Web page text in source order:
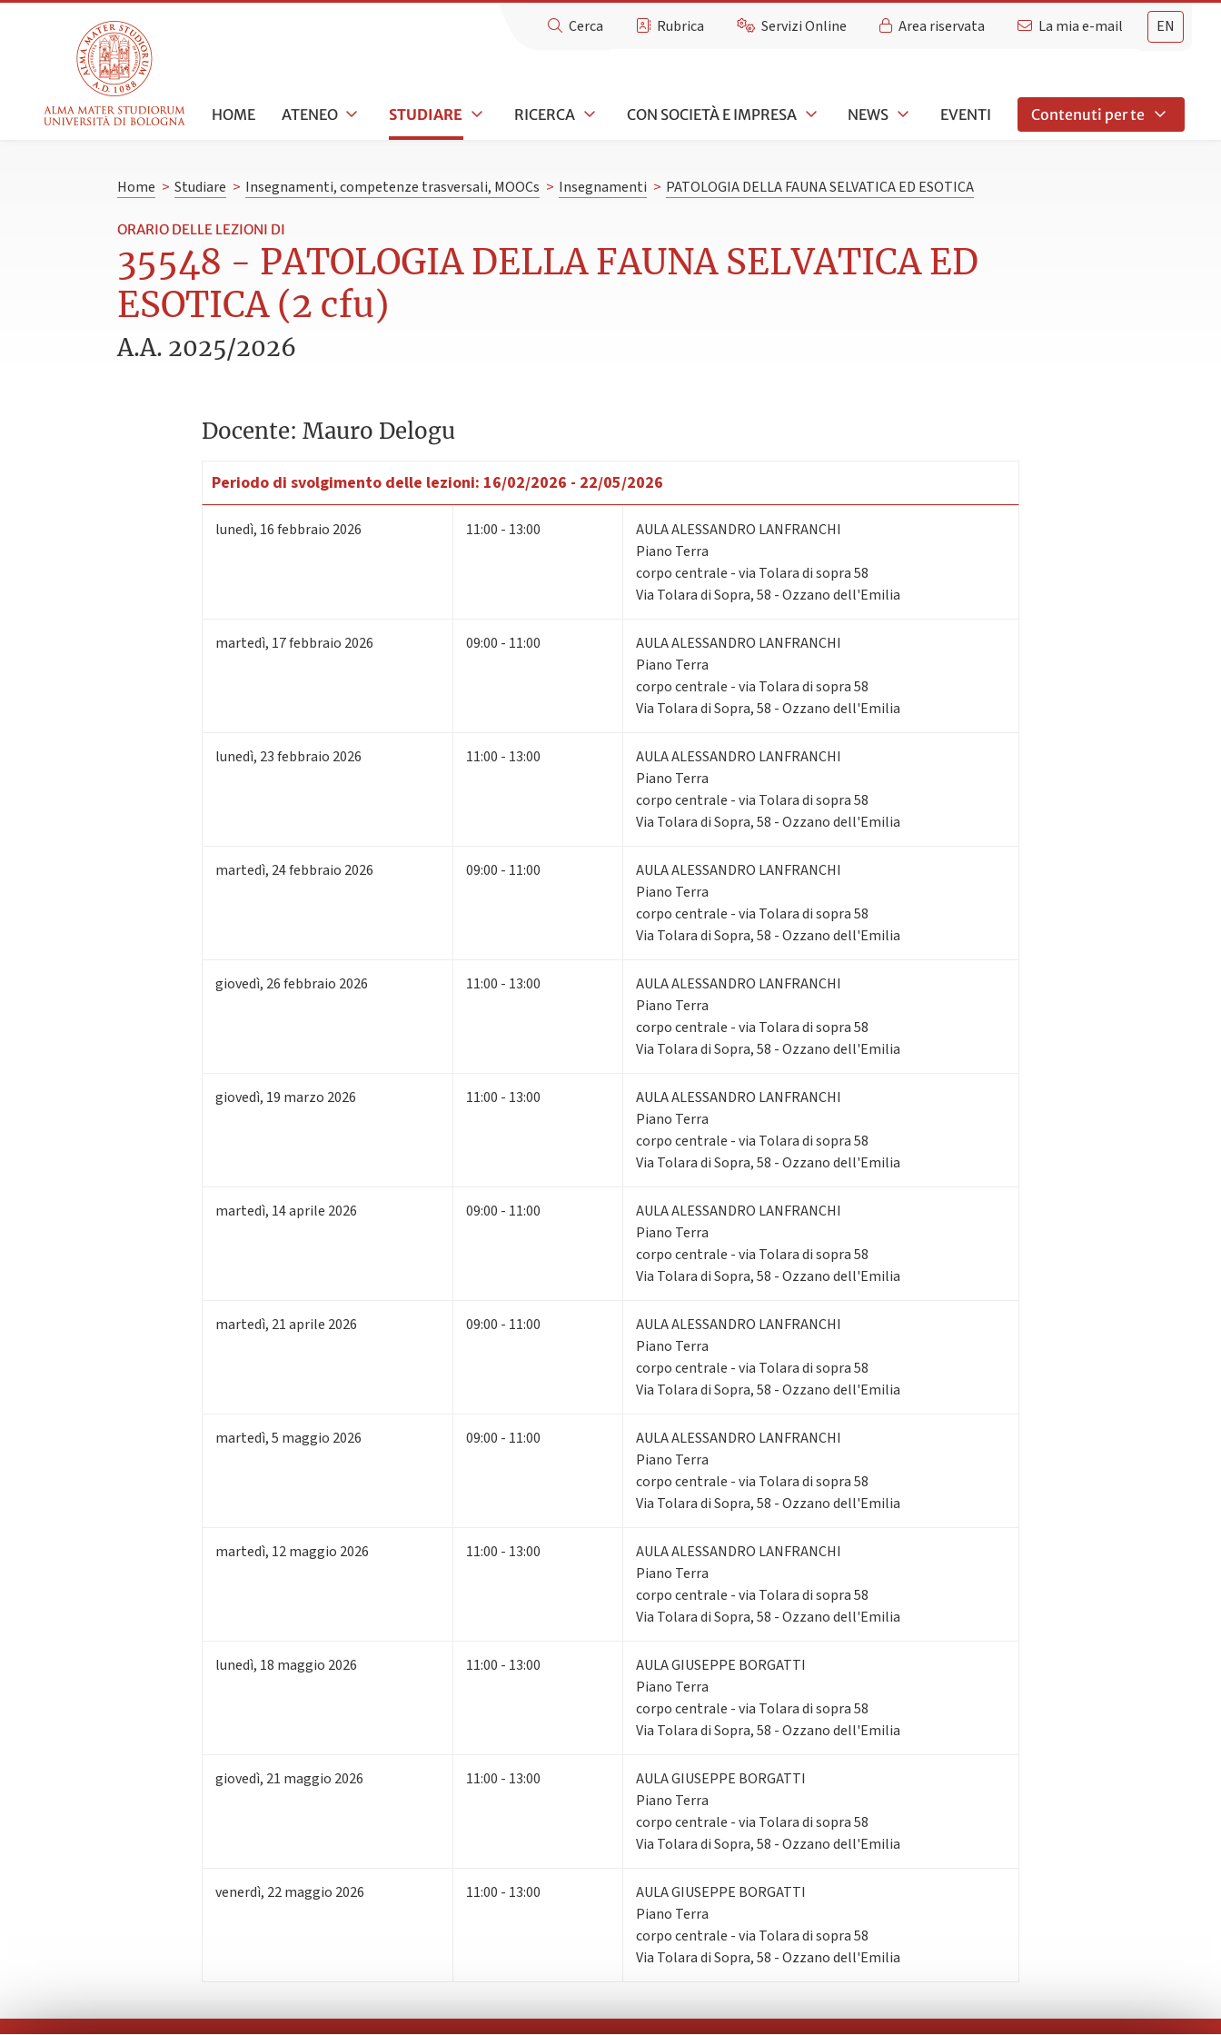
EN
Cerca Rubrica Servizi Online Area riservata La mia e-mail
HOME ATENEO STUDIARE RICERCA CON SOCIETÀ E IMPRESA NEWS EVENTI Contenuti per te
Home > Studiare > Insegnamenti, competenze trasversali, MOOCs > Insegnamenti > PATOLOGIA DELLA FAUNA SELVATICA ED ESOTICA
ORARIO DELLE LEZIONI DI
35548 - PATOLOGIA DELLA FAUNA SELVATICA ED
ESOTICA (2 cfu)
A.A. 2025/2026
Docente: Mauro Delogu
Periodo di svolgimento delle lezioni: 16/02/2026 - 22/05/2026
lunedì, 16febbraio 2026 11:00 - 13:00
AULA ALESSANDRO LANFRANCHI
Piano Terra
corpo centrale - via Tolara di sopra 58
Via Tolara di Sopra, 58 - Ozzano dell'Emilia
martedì, 17febbraio 2026 09:00 - 11:00
AULA ALESSANDRO LANFRANCHI
Piano Terra
corpo centrale - via Tolara di sopra 58
Via Tolara di Sopra, 58 - Ozzano dell'Emilia
lunedì, 23febbraio 2026 11:00 - 13:00
AULA ALESSANDRO LANFRANCHI
Piano Terra
corpo centrale - via Tolara di sopra 58
Via Tolara di Sopra, 58 - Ozzano dell'Emilia
martedì, 24febbraio 2026 09:00 - 11:00
AULA ALESSANDRO LANFRANCHI
Piano Terra
corpo centrale - via Tolara di sopra 58
Via Tolara di Sopra, 58 - Ozzano dell'Emilia
giovedì, 26febbraio 2026 11:00 - 13:00
AULA ALESSANDRO LANFRANCHI
Piano Terra
corpo centrale - via Tolara di sopra 58
Via Tolara di Sopra, 58 - Ozzano dell'Emilia
giovedì, 19 marzo 2026 11:00 - 13:00
AULA ALESSANDRO LANFRANCHI
Piano Terra
corpo centrale - via Tolara di sopra 58
Via Tolara di Sopra, 58 - Ozzano dell'Emilia
martedì, 14aprile 2026 09:00 - 11:00
AULA ALESSANDRO LANFRANCHI
Piano Terra
corpo centrale - via Tolara di sopra 58
Via Tolara di Sopra, 58 - Ozzano dell'Emilia
martedì, 21aprile 2026 09:00 - 11:00
AULA ALESSANDRO LANFRANCHI
Piano Terra
corpo centrale - via Tolara di sopra 58
Via Tolara di Sopra, 58 - Ozzano dell'Emilia
martedì,5 maggio 2026 09:00 - 11:00
AULA ALESSANDRO LANFRANCHI
Piano Terra
corpo centrale - via Tolara di sopra 58
Via Tolara di Sopra, 58 - Ozzano dell'Emilia
martedì, 12maggio 2026 11:00 - 13:00
AULA ALESSANDRO LANFRANCHI
Piano Terra
corpo centrale - via Tolara di sopra 58
Via Tolara di Sopra, 58 - Ozzano dell'Emilia
lunedì, 18 maggio 2026 11:00 - 13:00
AULA GIUSEPPE BORGATTI
Piano Terra
corpo centrale - via Tolara di sopra 58
Via Tolara di Sopra, 58 - Ozzano dell'Emilia
giovedì, 21 maggio 2026 11:00 - 13:00
AULA GIUSEPPE BORGATTI
Piano Terra
corpo centrale - via Tolara di sopra 58
Via Tolara di Sopra, 58 - Ozzano dell'Emilia
venerdì, 22maggio 2026 11:00 - 13:00
AULA GIUSEPPE BORGATTI
Piano Terra
corpo centrale - via Tolara di sopra 58
Via Tolara di Sopra, 58 - Ozzano dell'Emilia